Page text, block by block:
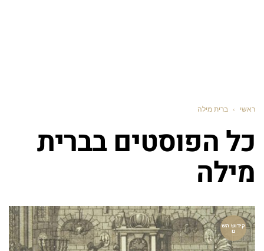
ראשי › ברית מילה
כל הפוסטים בברית
מילה
קידוש הש
ם